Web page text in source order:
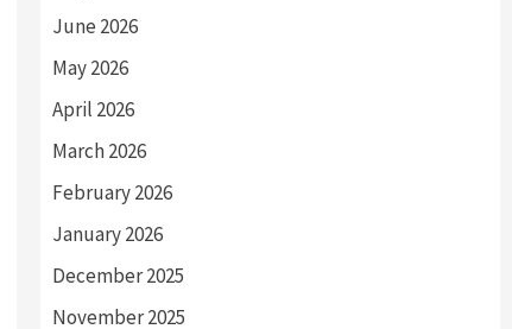
June 2026
May 2026
April 2026
March 2026
February 2026
January 2026
December 2025
November 2025